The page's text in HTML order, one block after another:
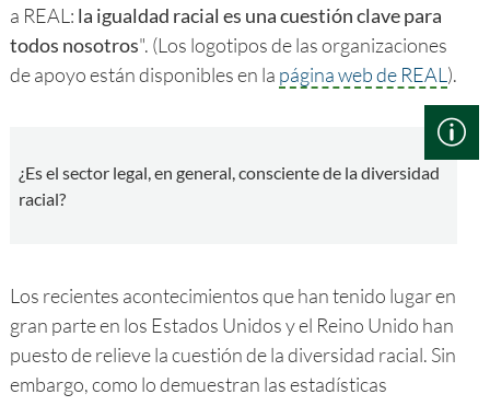
a REAL: la igualdad racial es una cuestión clave para
todos nosotros". (Los logotipos de las organizaciones
de apoyo están disponibles en la página web de REAL).
¿Es el sector legal, en general, consciente de la diversidad
racial?
Los recientes acontecimientos que han tenido lugar en
gran parte en los Estados Unidos y el Reino Unido han
puesto de relieve la cuestión de la diversidad racial. Sin
embargo, como lo demuestran las estadísticas